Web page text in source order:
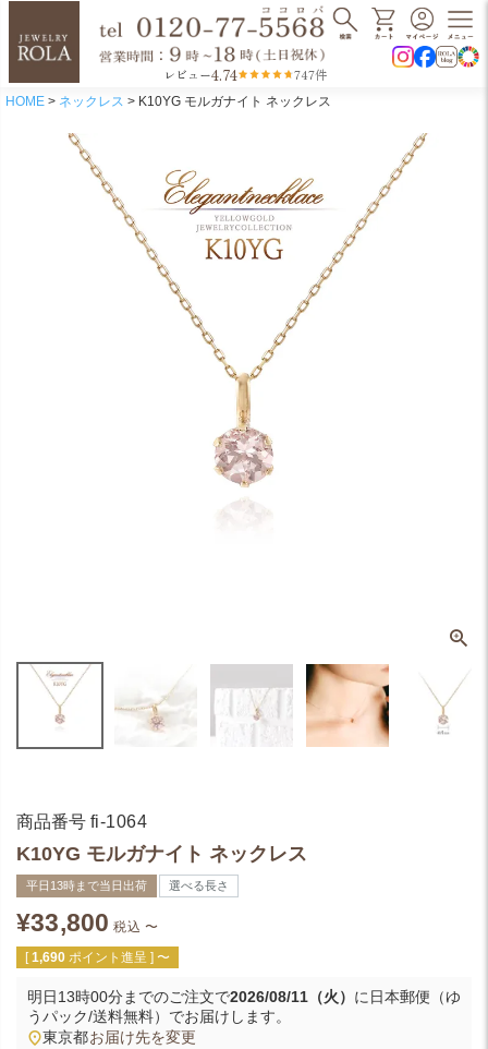
レビュー4.74 747件
HOME ネックレス K10YG モルガナイト ネックレス
商品番号 fi-1064
K10YG モルガナイト ネックレス
平日13時まで当日出荷 選べる長さ
¥33,800 税込 〜
[ 1,690 ポイント進呈 ] 〜
明日13時00分までのご注文で2026/08/11（火） に 日本郵便（ゆ
うパック/送料無料） でお届けします。
東京都お届け先を変更